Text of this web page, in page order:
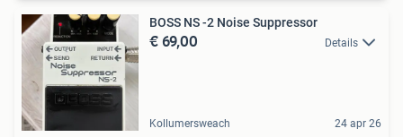
BOSS NS -2 Noise Suppressor
€ 69,00 Details
Kollumersweach 24 apr 26